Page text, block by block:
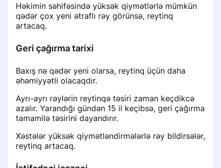
Həkimin səhifəsində yüksək qiymətlərlə mümkün
qədər çox yeni ətraflı rəy görünsə, reytinq
artacaq.
Geri çağırma tarixi
Baxış nə qədər yeni olarsa, reytinq üçün daha
əhəmiyyətli olacaqdır.
Ayrı-ayrı rəylərin reytinqə təsiri zaman keçdikcə
azalır. Yarandığı gündən 15 il keçibsə, geri çağırma
tamamilə təsirini dayandırır.
Xəstələr yüksək qiymətləndirmələrlə rəy bildirsələr,
reytinq artacaq.